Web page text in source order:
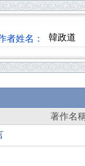
者姓名： 韓政道
著作名